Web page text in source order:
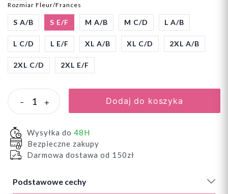
Rozmiar Fleur/Frances
S A/B S E/F M A/B M C/D L A/B
L C/D L E/F XL A/B XL C/D 2XL A/B
2XL C/D 2XL E/F
- + Dodaj do koszyka
Wysyłka do 48H
Bezpieczne zakupy
Darmowa dostawa od 150zł
Podstawowe cechy